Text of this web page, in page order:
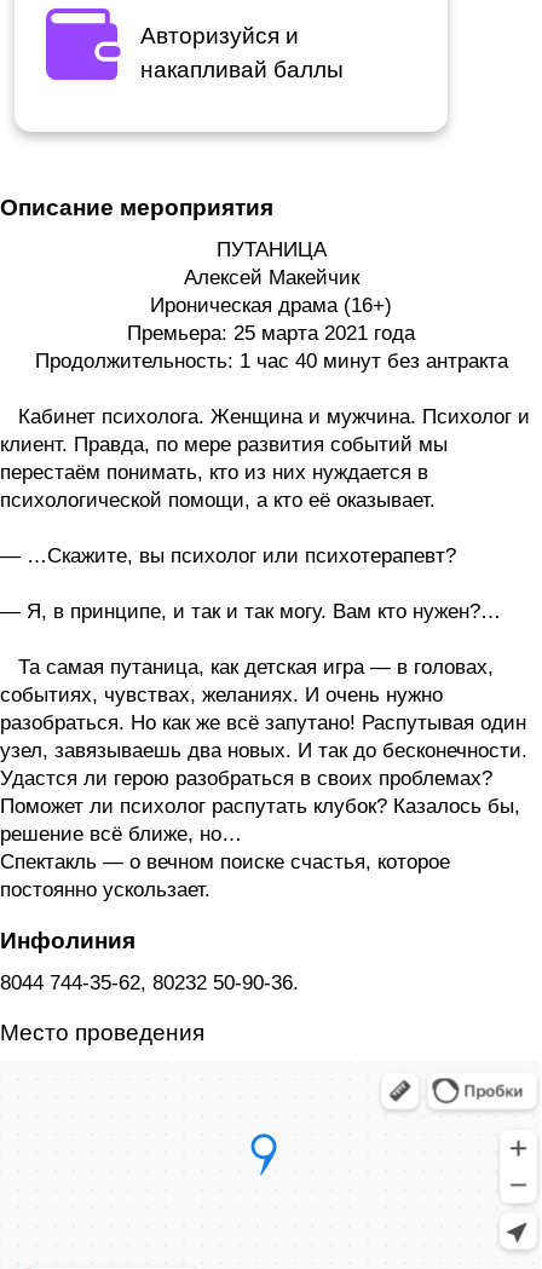
Авторизуйся и
накапливай баллы
Описание мероприятия
ПУТАНИЦА
Алексей Макейчик
Ироническая драма (16+)
Премьера: 25 марта 2021 года
Продолжительность: 1 час 40 минут без антракта
Кабинет психолога. Женщина и мужчина. Психолог и
клиент. Правда, по мере развития событий мы
перестаём понимать, кто из них нуждается в
психологической помощи, а кто её оказывает.
— …Скажите, вы психолог или психотерапевт?
— Я, в принципе, и так и так могу. Вам кто нужен?…
Та самая путаница, как детская игра — в головах,
событиях, чувствах, желаниях. И очень нужно
разобраться. Но как же всё запутано! Распутывая один
узел, завязываешь два новых. И так до бесконечности.
Удастся ли герою разобраться в своих проблемах?
Поможет ли психолог распутать клубок? Казалось бы,
решение всё ближе, но…
Спектакль — о вечном поиске счастья, которое
постоянно ускользает.
Инфолиния
8044 744-35-62, 80232 50-90-36.
Место проведения